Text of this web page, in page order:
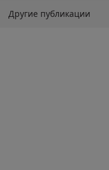
Другие публикации